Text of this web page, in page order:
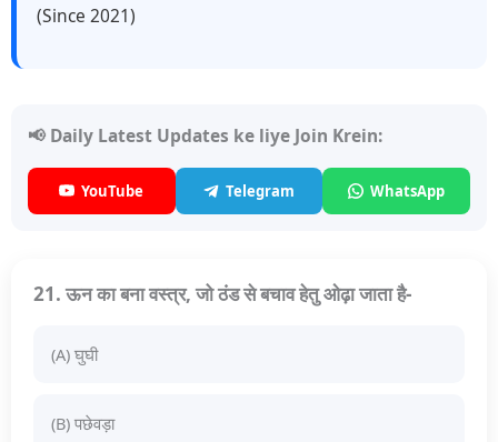
(Since 2021)
📢 Daily Latest Updates ke liye Join Krein:
YouTube Telegram WhatsApp
21. ऊन का बना वस्त्र, जो ठंड से बचाव हेतु ओढ़ा जाता है-
(A) घुघी
(B) पछेवड़ा